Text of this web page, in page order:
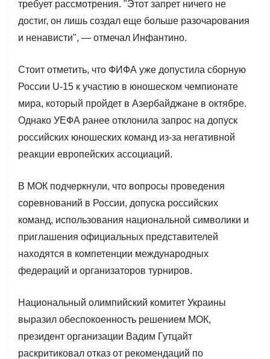
требует рассмотрения. "Этот запрет ничего не
достиг, он лишь создал еще больше разочарования
и ненависти", — отмечал Инфантино.
Стоит отметить, что ФИФА уже допустила сборную
России U-15 к участию в юношеском чемпионате
мира, который пройдет в Азербайджане в октябре.
Однако УЕФА ранее отклонила запрос на допуск
российских юношеских команд из-за негативной
реакции европейских ассоциаций.
В МОК подчеркнули, что вопросы проведения
соревнований в России, допуска российских
команд, использования национальной символики и
приглашения официальных представителей
находятся в компетенции международных
федераций и организаторов турниров.
Национальный олимпийский комитет Украины
выразил обеспокоенность решением МОК,
президент организации Вадим Гутцайт
раскритиковал отказ от рекомендаций по